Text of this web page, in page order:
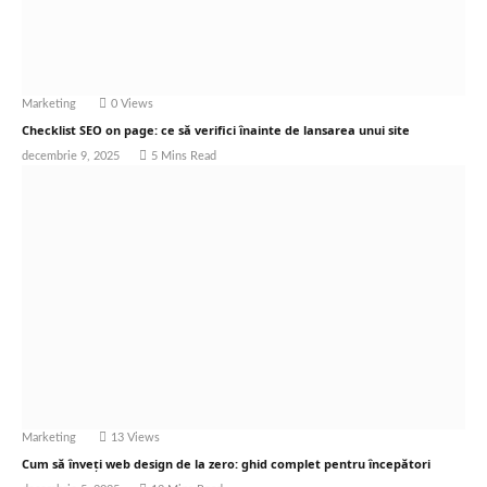
Marketing 0 Views
Checklist SEO on page: ce să verifici înainte de lansarea unui site
decembrie 9, 2025 5 Mins Read
Marketing 13 Views
Cum să înveți web design de la zero: ghid complet pentru începători